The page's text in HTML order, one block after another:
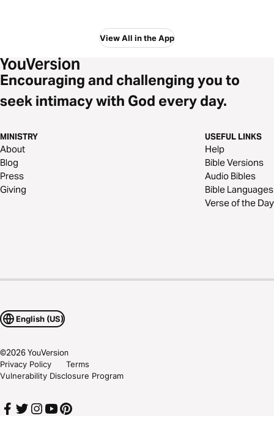
View All in the App
Encouraging and challenging you to
seek intimacy with God every day.
MINISTRY
About
Blog
Press
Giving
USEFUL LINKS
Help
Bible Versions
Audio Bibles
Bible Languages
Verse of the Day
English (US)
©2026YouVersion
Privacy Policy
Terms
Vulnerability Disclosure Program